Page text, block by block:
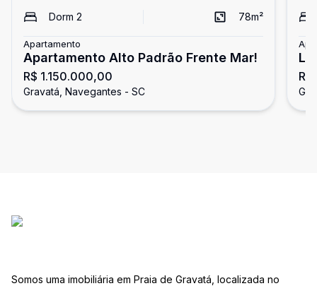
Dorm 2 78m²
Apartamento
Apartamento Alto Padrão Frente Mar!
R$ 1.150.000,00
Gravatá, Navegantes - SC
Somos uma imobiliária em Praia de Gravatá, localizada no